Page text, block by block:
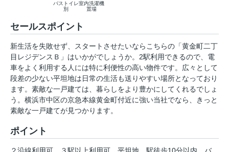
バストイレ
別
室内洗濯機
置場
セールスポイント
新生活を失敗せず、スタートさせたいならこちらの「黄金町二丁
目レジデンスＢ」はいかがでしょうか。2駅利用できるので、電
車をよく利用する人には特に利便性の高い物件です。広々として
段差の少ない平坦地は日常の生活も送りやすい場所となっており
ます。素敵な一戸建ては、暮らしをより豊かにしてくれるでしょ
う。横浜市中区の京急本線黄金町付近に強い当社でなら、きっと
素敵な一戸建てが見つかります。
ポイント